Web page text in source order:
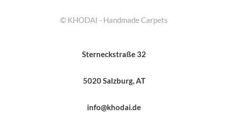
© KHODAI - Handmade Carpets
Sterneckstraße 32
5020 Salzburg, AT
info@khodai.de